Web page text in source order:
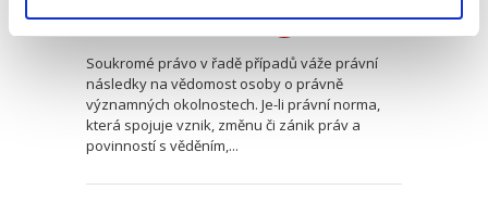
370,00 Kč
Soukromé právo v řadě případů váže právní
následky na vědomost osoby o právně
významných okolnostech. Je-li právní norma,
která spojuje vznik, změnu či zánik práv a
povinností s věděním,...